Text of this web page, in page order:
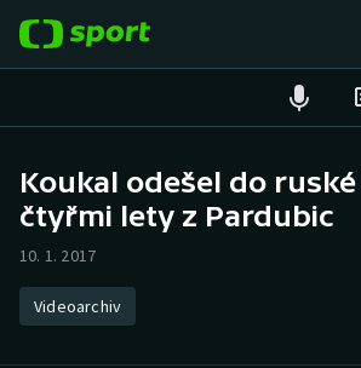
Hokej
Atletika
Koukal odešel do
čtyřmi lety z Pardubic
10. 1. 2017
Videoarchiv